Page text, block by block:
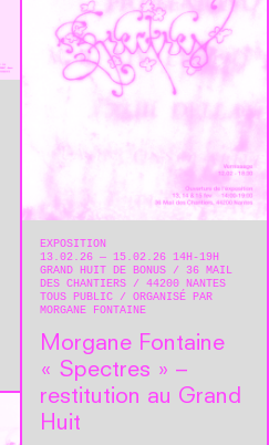
EXPOSITION
13.02.26 — 15.02.26 14H-19H
GRAND HUIT DE BONUS
36 MAIL
DES CHANTIERS
44200 NANTES
TOUS PUBLIC
ORGANISÉ PAR
MORGANE FONTAINE
Morgane Fontaine
« Spectres » –
restitution au Grand
Huit